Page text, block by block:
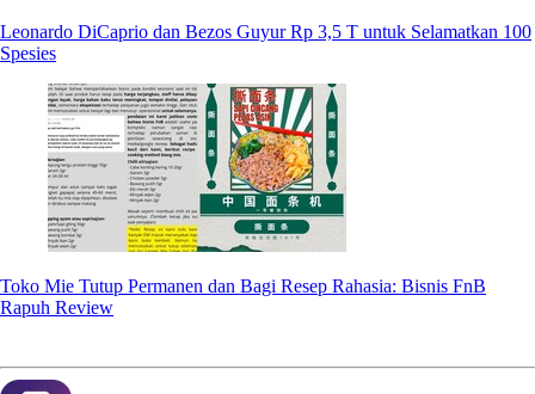
Leonardo DiCaprio dan Bezos Guyur Rp 3,5 T untuk Selamatkan 100
Spesies
Toko Mie Tutup Permanen dan Bagi Resep Rahasia: Bisnis FnB
Rapuh Review